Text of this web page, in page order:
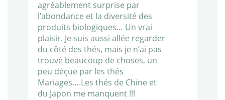
agréablement surprise par
l’abondance et la diversité des
produits biologiques… Un vrai
plaisir. Je suis aussi allée regarder
du côté des thés, mais je n’ai pas
trouvé beaucoup de choses, un
peu déçue par les thés
Mariages….Les thés de Chine et
du Japon me manquent !!!